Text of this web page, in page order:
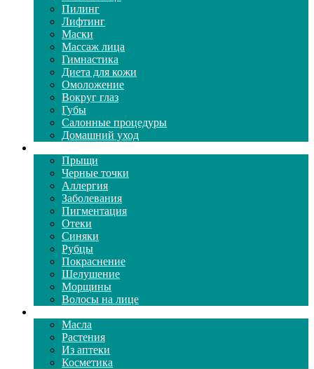
Пилинг
Лифтинг
Маски
Массаж лица
Гимнастика
Диета для кожи
Омоложение
Вокруг глаз
Губы
Салонные процедуры
Домашний уход
Прыщи
Черные точки
Аллергия
Заболевания
Пигментация
Отеки
Синяки
Рубцы
Покраснение
Шелушение
Морщины
Волосы на лице
Масла
Растения
Из аптеки
Косметика